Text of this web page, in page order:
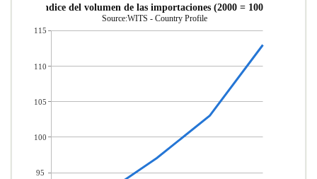
ndice del volumen de las importaciones (2000 = 100)
Source:WITS - Country Profile
115
110
105
100
95